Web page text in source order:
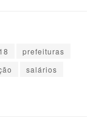
prefeituras
salários